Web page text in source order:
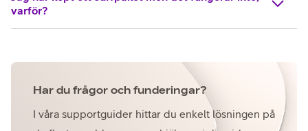
varför?
Har du frågor och funderingar?
I våra supportguider hittar du enkelt lösningen på